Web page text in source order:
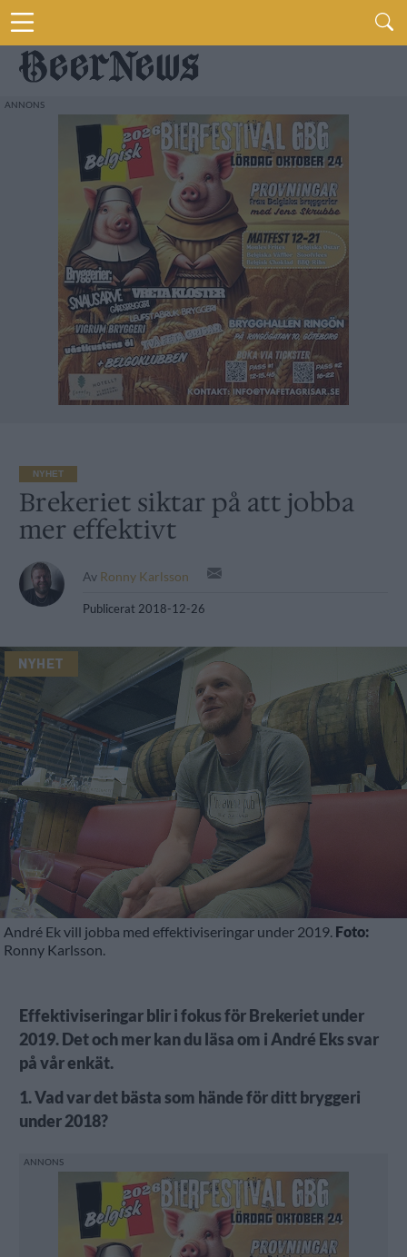
NYHET
Brekeriet siktar på att jobba
mer effektivt
Av Ronny Karlsson
Publicerat 2018-12-26
NYHET
André Ek vill jobba med effektiviseringar under 2019. Foto:
Ronny Karlsson.
Effektiviseringar blir i fokus för Brekeriet under
2019. Det och mer kan du läsa om i André Eks svar
på vår enkät.
1. Vad var det bästa som hände för ditt bryggeri
under 2018?